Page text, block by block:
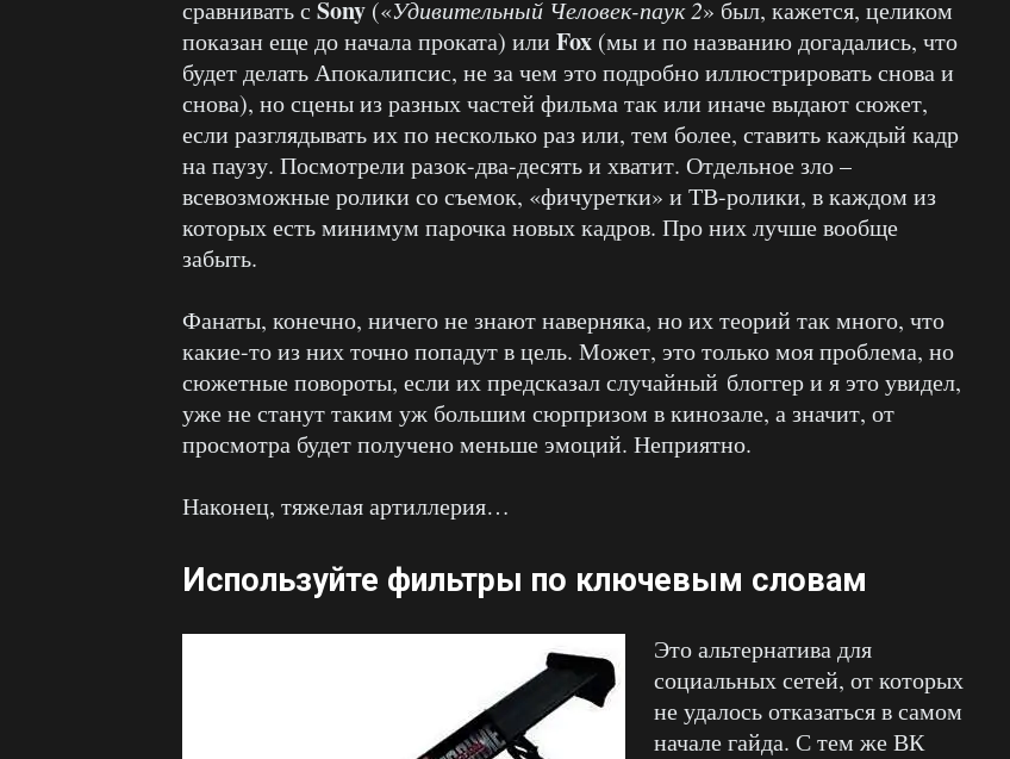
сравнивать с Sony («Удивительный Человек-паук 2» был, кажется, целиком
показан еще до начала проката) или Fox (мы и по названию догадались, что
будет делать Апокалипсис, не за чем это подробно иллюстрировать снова и
снова), но сцены из разных частей фильма так или иначе выдают сюжет,
если разглядывать их по несколько раз или, тем более, ставить каждый кадр
на паузу. Посмотрели разок-два-десять и хватит. Отдельное зло –
всевозможные ролики со съемок, «фичуретки» и ТВ-ролики, в каждом из
которых есть минимум парочка новых кадров. Про них лучше вообще
забыть.
Фанаты, конечно, ничего не знают наверняка, но их теорий так много, что
какие-то из них точно попадут в цель. Может, это только моя проблема, но
сюжетные повороты, если их предсказал случайный блоггер и я это увидел,
уже не станут таким уж большим сюрпризом в кинозале, а значит, от
просмотра будет получено меньше эмоций. Неприятно.
Наконец, тяжелая артиллерия…
Используйте фильтры по ключевым словам
Это альтернатива для
социальных сетей, от которых
не удалось отказаться в самом
начале гайда. С тем же ВК